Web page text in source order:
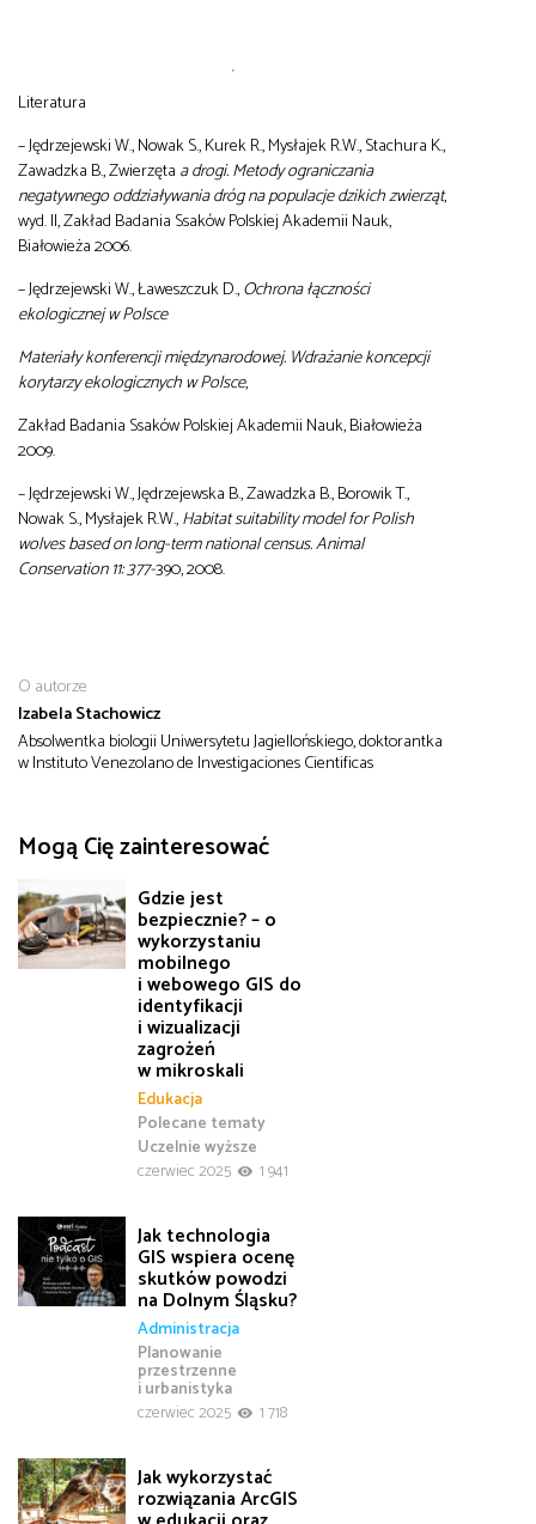
Literatura
– Jędrzejewski W., Nowak S., Kurek R., Mysłajek R.W., Stachura K.,
Zawadzka B., Zwierzęta a drogi. Metody ograniczania
negatywnego oddziaływania dróg na populacje dzikich zwierząt,
wyd. II, Zakład Badania Ssaków Polskiej Akademii Nauk,
Białowieża 2006.
– Jędrzejewski W., Ławeszczuk D.,Ochrona łączności
ekologicznej w Polsce
Materiały konferencji międzynarodowej. Wdrażanie koncepcji
korytarzy ekologicznych w Polsce,
Zakład Badania Ssaków Polskiej Akademii Nauk, Białowieża
2009.
– Jędrzejewski W., Jędrzejewska B., Zawadzka B., Borowik T.,
Nowak S., Mysłajek R.W.,Habitat suitability model for Polish
wolves based on long-term national census.Animal
Conservation 11: 377-390, 2008.
O autorze
Izabela Stachowicz
Absolwentka biologii Uniwersytetu Jagiellońskiego, doktorantka
w Instituto Venezolano de Investigaciones Cientificas
Mogą Cię zainteresować
Gdzie jest
bezpiecznie? – o
wykorzystaniu
mobilnego
i webowego GIS do
identyfikacji
i wizualizacji
zagrożeń
w mikroskali
Edukacja
Polecane tematy
Uczelnie wyższe
czerwiec 2025
1 941
Jak technologia
GIS wspiera ocenę
skutków powodzi
na Dolnym Śląsku?
Administracja
Planowanie
przestrzenne
i urbanistyka
czerwiec 2025
1 718
Jak wykorzystać
rozwiązania ArcGIS